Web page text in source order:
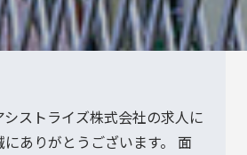
シストライズ株式会社の求人に
ありがとうございます。 面